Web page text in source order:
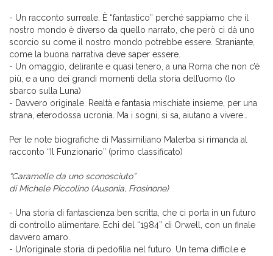
- Un racconto surreale. È “fantastico” perché sappiamo che il
nostro mondo è diverso da quello narrato, che però ci dà uno
scorcio su come il nostro mondo potrebbe essere. Straniante,
come la buona narrativa deve saper essere.
- Un omaggio, delirante e quasi tenero, a una Roma che non c’è
più, e a uno dei grandi momenti della storia dell’uomo (lo
sbarco sulla Luna)
- Davvero originale. Realtà e fantasia mischiate insieme, per una
strana, eterodossa ucronia. Ma i sogni, si sa, aiutano a vivere…
Per le note biografiche di Massimiliano Malerba si rimanda al
racconto “Il Funzionario” (primo classificato)
“Caramelle da uno sconosciuto”
di Michele Piccolino (Ausonia, Frosinone)
- Una storia di fantascienza ben scritta, che ci porta in un futuro
di controllo alimentare. Echi del “1984” di Orwell, con un finale
davvero amaro.
- Un’originale storia di pedofilia nel futuro. Un tema difficile e